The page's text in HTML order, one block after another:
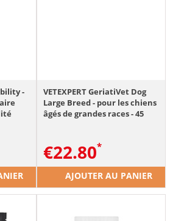
-
VETEXPERT GeriatiVet Dog
Large Breed - pour les chiens
âgés de grandes races - 45
€22.80
AJOUTER AU PANIER